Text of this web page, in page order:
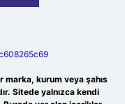
kurum veya şahıs
Sitede yalnızca kendi